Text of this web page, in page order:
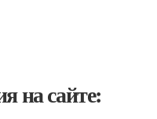
на сайте: